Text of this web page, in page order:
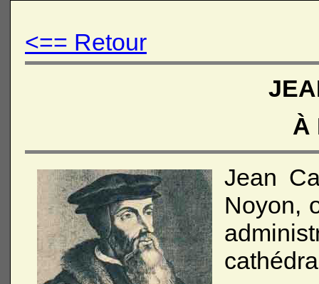
<== Retour
À
Jean
Noyon,